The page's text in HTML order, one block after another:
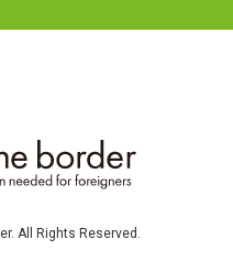
All Rights Reserved.